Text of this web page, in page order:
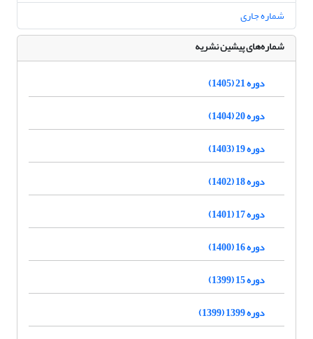
شماره جاری
شماره‌های پیشین نشریه
دوره 21 (1405)
دوره 20 (1404)
دوره 19 (1403)
دوره 18 (1402)
دوره 17 (1401)
دوره 16 (1400)
دوره 15 (1399)
دوره 1399 (1399)